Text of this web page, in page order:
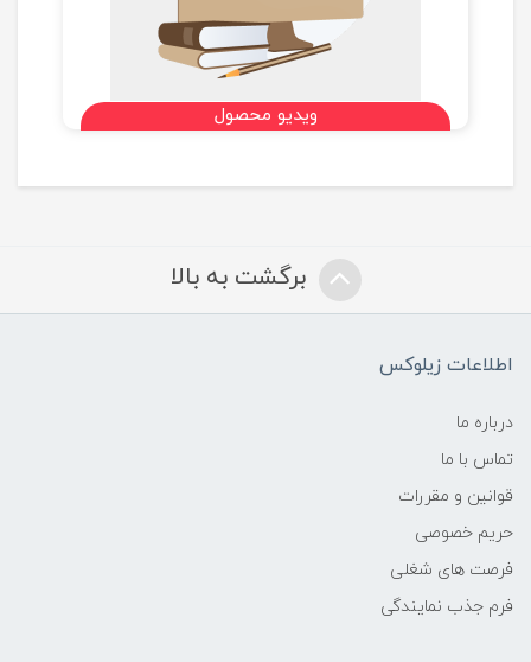
ویدیو محصول
برگشت به بالا
اطلاعات زیلوکس
درباره ما
تماس با ما
قوانین و مقررات
حریم خصوصی
فرصت های شغلی
فرم جذب نمایندگی